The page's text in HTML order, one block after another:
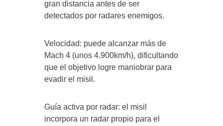
gran distancia antes de ser
detectados por radares enemigos.
Velocidad: puede alcanzar más de
Mach 4 (unos 4.900km/h), dificultando
que el objetivo logre maniobrar para
evadir el misil.
Guía activa por radar: el misil
incorpora un radar propio para el